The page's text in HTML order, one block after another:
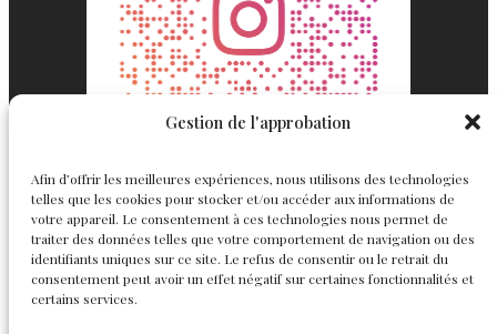
Gestion de l'approbation
Afin d’offrir les meilleures expériences, nous utilisons des technologies
telles que les cookies pour stocker et/ou accéder aux informations de
votre appareil. Le consentement à ces technologies nous permet de
traiter des données telles que votre comportement de navigation ou des
identifiants uniques sur ce site. Le refus de consentir ou le retrait du
consentement peut avoir un effet négatif sur certaines fonctionnalités et
certains services.Englemond